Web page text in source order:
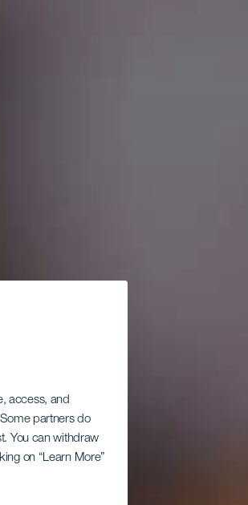
access, and
partners do
You can withdraw
on “Learn More”